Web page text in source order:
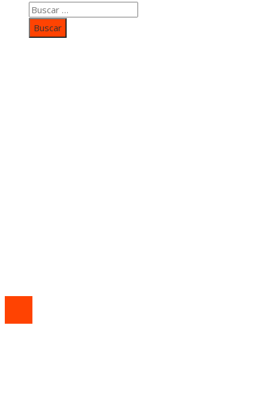
Buscar: